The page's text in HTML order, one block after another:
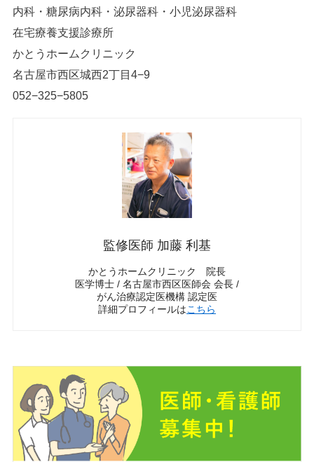
内科・糖尿病内科・泌尿器科・小児泌尿器科
在宅療養支援診療所
かとうホームクリニック
名古屋市西区城西2丁目4−9
052−325−5805
監修医師 加藤 利基
かとうホームクリニック 院長
医学博士 / 名古屋市西区医師会 会長 /
がん治療認定医機構 認定医
詳細プロフィールはこちら